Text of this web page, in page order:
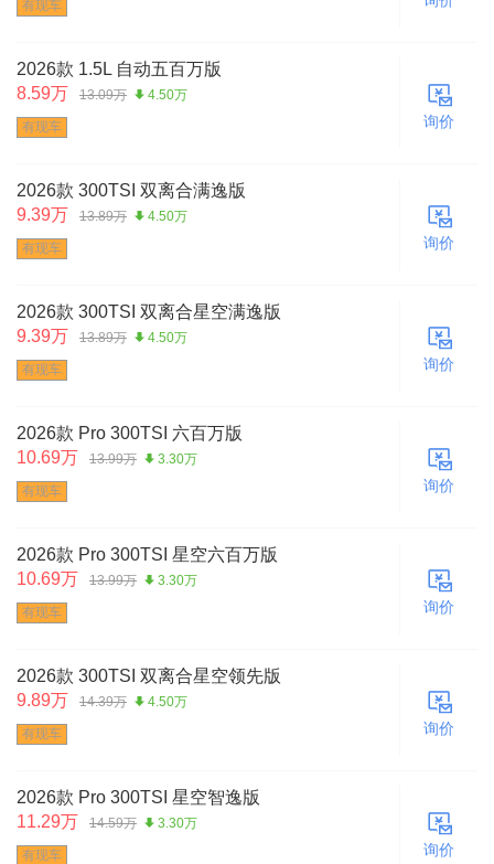
有现车
2026款 1.5L 自动五百万版
8.59万
13.09万 4.50万
有现车 询价
2026款 300TSI 双离合满逸版
9.39万
13.89万 4.50万
有现车 询价
2026款 300TSI 双离合星空满逸版
9.39万
13.89万 4.50万
有现车 询价
2026款 Pro 300TSI 六百万版
10.69万
13.99万 3.30万
有现车 询价
2026款 Pro 300TSI 星空六百万版
10.69万
13.99万 3.30万
有现车 询价
2026款 300TSI 双离合星空领先版
9.89万
14.39万 4.50万
有现车 询价
2026款 Pro 300TSI 星空智逸版
11.29万
14.59万 3.30万
有现车 询价